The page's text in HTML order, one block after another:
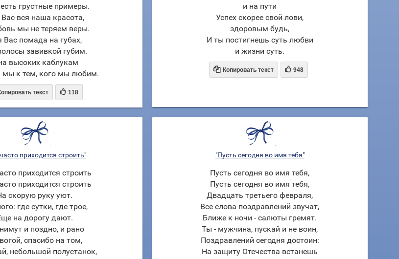
грустные примеры.
вся наша красота,
мы не теряем веры.
Вас помада на губах,
завивкой губим.
высоких каблукам
к тем, кого мы любим.
текст  118
и на пути
Успех скорее свой лови,
здоровым будь,
И ты постигнешь суть любви
и жизни суть.
 Копировать текст  948
приходится строить"
приходится строить
приходится строить
скорую руку уют.
где сутки, где трое,
на дорогу дают.
и поздно, и рано
спасибо на том,
небольшой полустанок,
"Пусть сегодня во имя тебя"
Пусть сегодня во имя тебя,
Пусть сегодня во имя тебя,
Двадцать третьего февраля,
Все слова поздравлений звучат,
Ближе к ночи - салюты гремят.
Ты - мужчина, пускай и не воин,
Поздравлений сегодня достоин:
На защиту Отечества встанешь